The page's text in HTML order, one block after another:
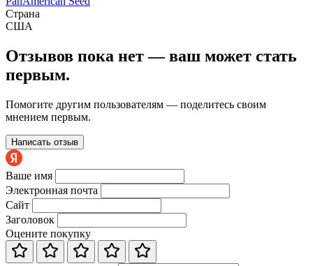
Страна
США
Отзывов пока нет — ваш может стать
первым.
Помогите другим пользователям — поделитесь своим
мнением первым.
Написать отзыв
Ваше имя
Электронная почта
Сайт
Заголовок
Оцените покупку